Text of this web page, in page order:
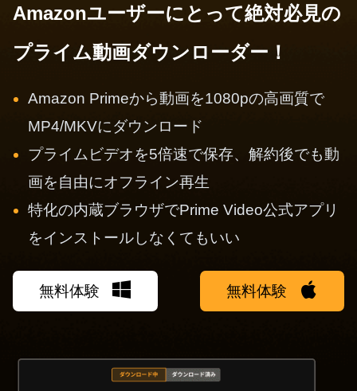
Amazonユーザーにとって絶対必見の
プライム動画ダウンローダー！
Amazon Primeから動画を1080pの高画質で
MP4/MKVにダウンロード
プライムビデオを5倍速で保存、解約後でも動
画を自由にオフライン再生
特化の内蔵ブラウザでPrime Video公式アプリ
をインストールしなくてもいい
無料体験 無料体験